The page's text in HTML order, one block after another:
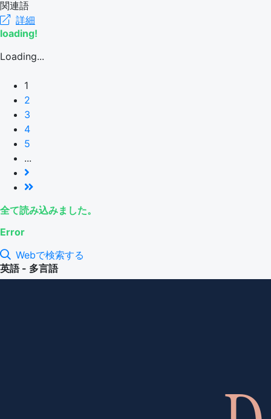
関連語
詳細
loading!
Loading...
1
2
3
4
5
...
全て読み込みました。
Error
Webで検索する
英語 - 多言語